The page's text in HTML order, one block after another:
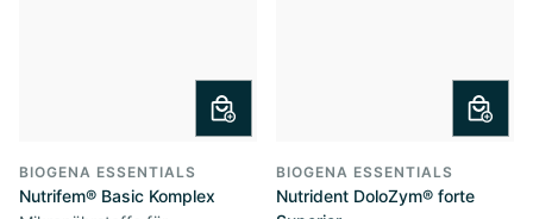
BIOGENA ESSENTIALS
Nutrifem® Basic Komplex
BIOGENA ESSENTIALS
Nutrident DoloZym® forte